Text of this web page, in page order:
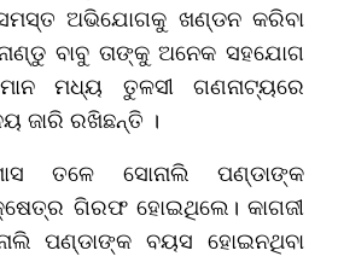
ସମସ୍ତ ଅଭିଯୋଗକୁ ଖଣ୍ଡନ କରିବା
ବାବୁ ତାଙ୍କୁ ଅନେକ ସହଯୋଗ
ମଧ୍ୟ ତୁଳସୀ ଗଣନାଟ୍ୟରେ
ଜାରି ରଖିଛନ୍ତି ।
ତଳେ ସୋନାଲି ପଣ୍ଡାଙ୍କ
ଗିରଫ ହୋଇଥିଲେ। କାଗଜୀ
ପଣ୍ଡାଙ୍କ ବୟସ ହୋଇନଥିବା